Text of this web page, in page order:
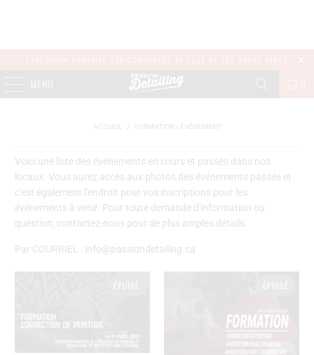
ACCUEIL FORMATION / ÉVÉNEMENT
Voici une liste des événements en cours et passés dans nos
locaux. Vous aurez accès aux photos des événements passés et
c'est également l'endroit pour vos inscriptions pour les
événements à venir. Pour toute demande d'information ou
question, contactez-nous pour de plus amples détails.
Par COURRIEL : info@passiondetailing.ca